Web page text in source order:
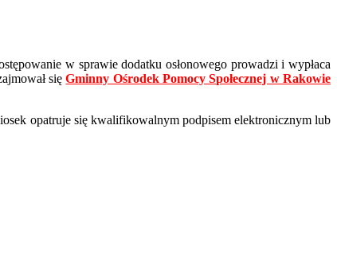
w sprawie dodatku osłonowego prowadzi i wypłaca
sięGminny Ośrodek Pomocy Społecznej w Rakowie
opatruje się kwalifikowalnym podpisem elektronicznym lub